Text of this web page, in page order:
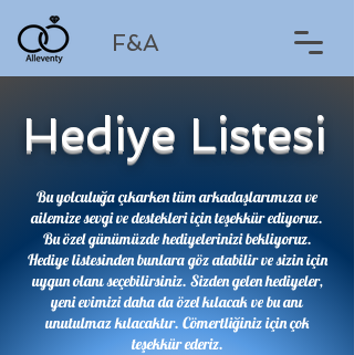
F&A
Hediye Listesi
​Bu yolculuğa çıkarken tüm arkadaşlarımıza ve
ailemize sevgi ve destekleri için teşekkür ediyoruz.
Bu özel günümüzde hediyelerinizi bekliyoruz.
Hediye listesinden bunlara göz atabilir ve sizin için
uygun olanı seçebilirsiniz. Sizden gelen hediyeler,
yeni evimizi daha da özel kılacak ve bu anı
unutulmaz kılacaktır. Cömertliğiniz için çok
teşekkür ederiz.